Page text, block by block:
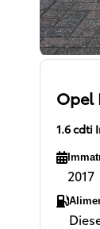
Opel
1.6 cdti
2017